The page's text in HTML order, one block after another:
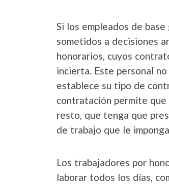
Si los empleados de
sometidos a decisiones
honorarios, cuyos
incierta. Este personal
establece su tipo de
contratación permite
resto, que tenga que
de trabajo que le
Los trabajadores por
laborar todos los días,